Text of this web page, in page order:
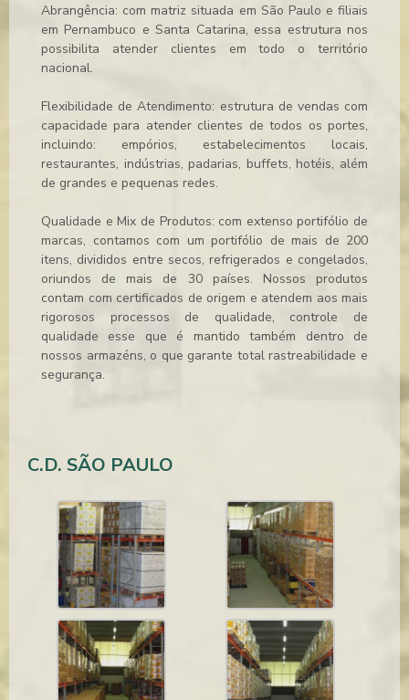
Abrangência: com matriz situada em São Paulo e filiais
em Pernambuco e Santa Catarina, essa estrutura nos
possibilita atender clientes em todo o território
nacional.
Flexibilidade de Atendimento: estrutura de vendas com
capacidade para atender clientes de todos os portes,
incluindo: empórios, estabelecimentos locais,
restaurantes, indústrias, padarias, buffets, hotéis, além
de grandes e pequenas redes.
Qualidade e Mix de Produtos: com extenso portifólio de
marcas, contamos com um portifólio de mais de 200
itens, divididos entre secos, refrigerados e congelados,
oriundos de mais de 30 países. Nossos produtos
contam com certificados de origem e atendem aos mais
rigorosos processos de qualidade, controle de
qualidade esse que é mantido também dentro de
nossos armazéns, o que garante total rastreabilidade e
segurança.
C.D. SÃO PAULO